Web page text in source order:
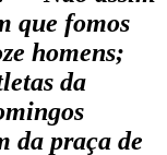
que fomos
homens;
da
da praça de